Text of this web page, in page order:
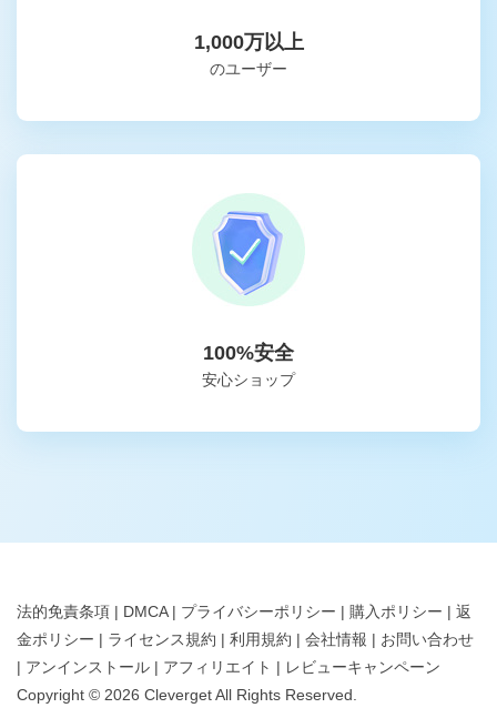
1,000万以上
のユーザー
100%安全
安心ショップ
法的免責条項 | DMCA| プライバシーポリシー | 購入ポリシー | 返
金ポリシー | ライセンス規約 | 利用規約 | 会社情報 | お問い合わせ
| アンインストール | アフィリエイト | レビューキャンペーン
Copyright © 2026 ClevergetAll Rights Reserved.